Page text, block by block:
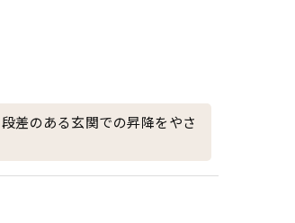
差のある玄関での昇降をやさ